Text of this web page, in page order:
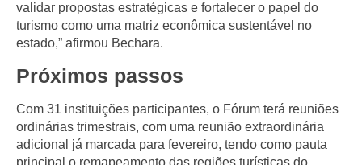
validar propostas estratégicas e fortalecer o papel do
turismo como uma matriz econômica sustentável no
estado,” afirmou Bechara.
Próximos passos
Com 31 instituições participantes, o Fórum terá reuniões
ordinárias trimestrais, com uma reunião extraordinária
adicional já marcada para fevereiro, tendo como pauta